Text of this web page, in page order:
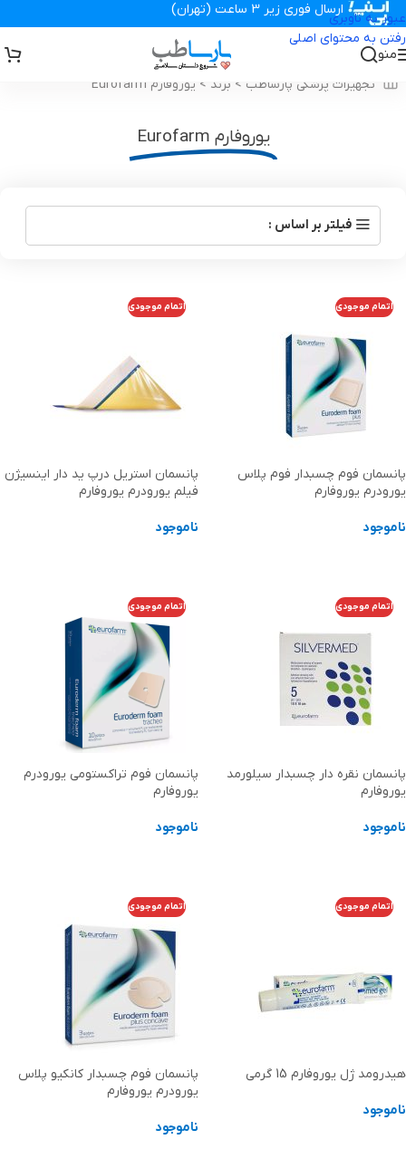
عبور به ناوبری
رفتن به محتوای اصلی
ارسال فوری زیر 3 ساعت (تهران)
منو
تجهیزات پزشکی پارساطب > برند > یوروفارم Eurofarm
یوروفارم Eurofarm
فیلتر بر اساس :
اتمام موجودی
پانسمان فوم چسبدار فوم پلاس
یورودرم یوروفارم
ناموجود
اتمام موجودی
پانسمان استریل درپ ید دار اینسیژن
فیلم یورودرم یوروفارم
ناموجود
اتمام موجودی
پانسمان نقره دار چسبدار سیلورمد
یوروفارم
ناموجود
اتمام موجودی
پانسمان فوم تراکستومی یورودرم
یوروفارم
ناموجود
اتمام موجودی
هیدرومد ژل یوروفارم 15 گرمی
ناموجود
اتمام موجودی
پانسمان فوم چسبدار کانکیو پلاس
یورودرم یوروفارم
ناموجود